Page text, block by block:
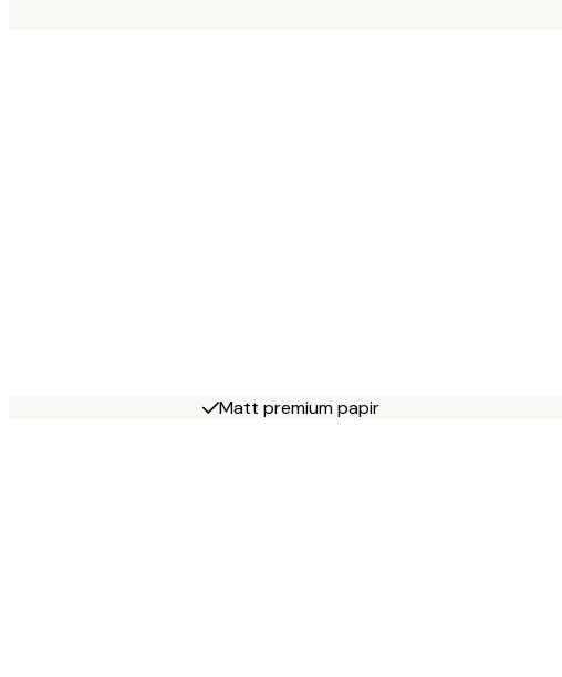
Matt premium papir